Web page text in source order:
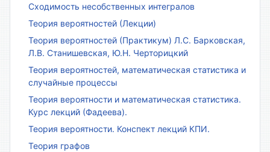
Сходимость несобственных интегралов
Теория вероятностей (Лекции)
Теория вероятностей (Практикум) Л.С. Барковская,
Л.В. Станишевская, Ю.Н. Черторицкий
Теория вероятностей, математическая статистика и
случайные процессы
Теория вероятности и математическая статистика.
Курс лекций (Фадеева).
Теория вероятности. Конспект лекций КПИ.
Теория графов